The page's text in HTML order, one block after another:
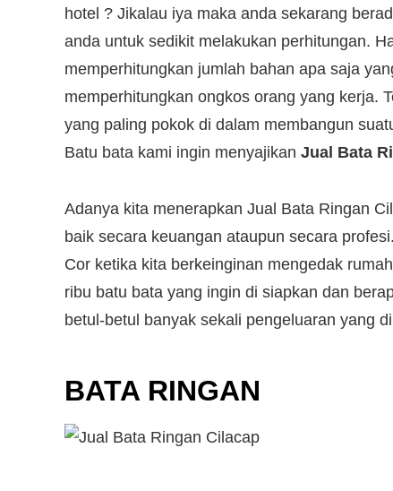
hotel ? Jikalau iya maka anda sekarang
anda untuk sedikit melakukan perhitungan.
memperhitungkan jumlah bahan apa saja
memperhitungkan ongkos orang yang kerja.
yang paling pokok di dalam membangun
Batu bata kami ingin menyajikan Jual Bata
Adanya kita menerapkan Jual Bata Ringan
baik secara keuangan ataupun secara
Cor ketika kita berkeinginan mengedak
ribu batu bata yang ingin di siapkan dan
betul-betul banyak sekali pengeluaran yang
BATA RINGAN